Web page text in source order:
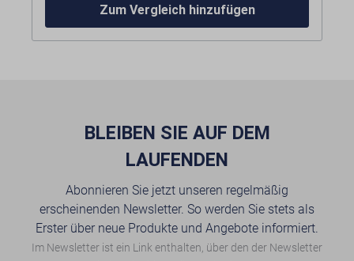
Merkmale:
Höhenverstellbar
Mit Montageplatte
Nicht die richtige Variante? Die Rollenbahn ist
in verschiedenen Längen erhältlich. Bitte
Zum Vergleich hinzufügen
BLEIBEN SIE AUF DEM
LAUFENDEN
Abonnieren Sie jetzt unseren regelmäßig
erscheinenden Newsletter. So werden Sie stets als
Erster über neue Produkte und Angebote informiert.
Im Newsletter ist ein Link enthalten, über den der Newsletter